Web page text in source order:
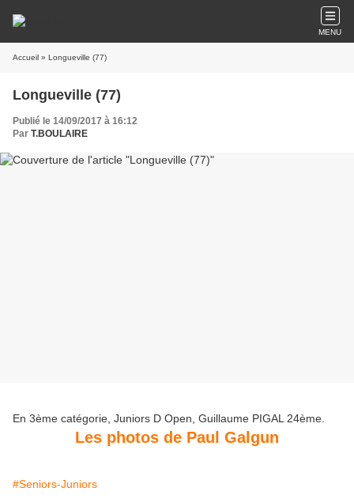
MENU
Accueil » Longueville (77)
Longueville (77)
Publié le 14/09/2017 à 16:12
Par T.BOULAIRE
En 3ème catégorie, Juniors D Open, Guillaume PIGAL 24ème.
Les photos de Paul Galgun
#Seniors-Juniors